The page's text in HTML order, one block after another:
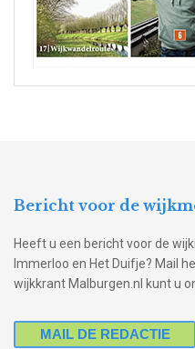
Bericht voor de
Heeft u een bericht voor de
Immerloo en Het Duifje? Mail
wijkkrant Malburgen.nl kunt u
MAIL DE REDACTIE